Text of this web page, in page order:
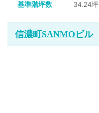
基準階坪数
34.24坪
信濃町SANMOビル